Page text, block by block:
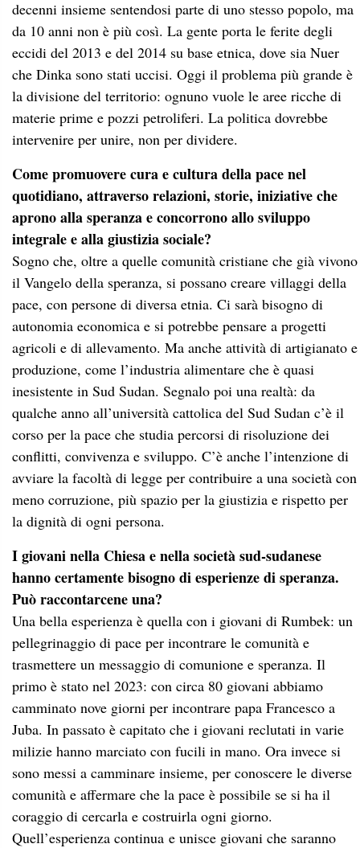
decenni insieme sentendosi parte di uno stesso popolo, ma
da 10 anni non è più così. La gente porta le ferite degli
eccidi del 2013 e del 2014 su base etnica, dove sia Nuer
che Dinka sono stati uccisi. Oggi il problema più grande è
la divisione del territorio: ognuno vuole le aree ricche di
materie prime e pozzi petroliferi. La politica dovrebbe
intervenire per unire, non per dividere.
Come promuovere cura e cultura della pace nel
quotidiano, attraverso relazioni, storie, iniziative che
aprono alla speranza e concorrono allo sviluppo
integrale e alla giustizia sociale?
Sogno che, oltre a quelle comunità cristiane che già vivono
il Vangelo della speranza, si possano creare villaggi della
pace, con persone di diversa etnia. Ci sarà bisogno di
autonomia economica e si potrebbe pensare a progetti
agricoli e di allevamento. Ma anche attività di artigianato e
produzione, come l’industria alimentare che è quasi
inesistente in Sud Sudan. Segnalo poi una realtà: da
qualche anno all’università cattolica del Sud Sudan c’è il
corso per la pace che studia percorsi di risoluzione dei
conflitti, convivenza e sviluppo. C’è anche l’intenzione di
avviare la facoltà di legge per contribuire a una società con
meno corruzione, più spazio per la giustizia e rispetto per
la dignità di ogni persona.
I giovani nella Chiesa e nella società sud-sudanese
hanno certamente bisogno di esperienze di speranza.
Può raccontarcene una?
Una bella esperienza è quella con i giovani di Rumbek: un
pellegrinaggio di pace per incontrare le comunità e
trasmettere un messaggio di comunione e speranza. Il
primo è stato nel 2023: con circa 80 giovani abbiamo
camminato nove giorni per incontrare papa Francesco a
Juba. In passato è capitato che i giovani reclutati in varie
milizie hanno marciato con fucili in mano. Ora invece si
sono messi a camminare insieme, per conoscere le diverse
comunità e affermare che la pace è possibile se si ha il
coraggio di cercarla e costruirla ogni giorno.
Quell’esperienza continua e unisce giovani che saranno